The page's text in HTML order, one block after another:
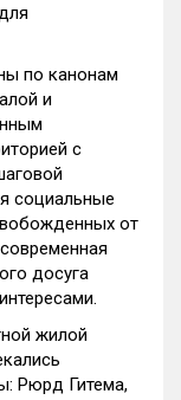
по канонам
и
с
социальные
от
досуга
жилой
Рюрд Гитема,